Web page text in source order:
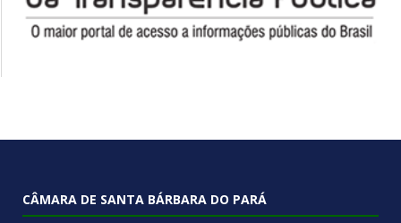
CÂMARA DE SANTA BÁRBARA DO PARÁ